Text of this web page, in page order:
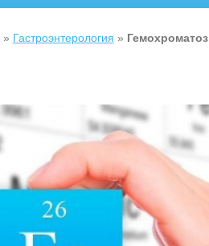
» Гастроэнтерология » Гемохроматоз